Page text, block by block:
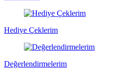
Hediye Çeklerim
Değerlendirmelerim